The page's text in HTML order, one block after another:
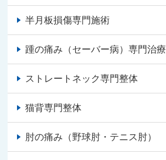
半月板損傷専門施術
踵の痛み（セーバー病）専門治療
ストレートネック専門整体
猫背専門整体
肘の痛み（野球肘・テニス肘）